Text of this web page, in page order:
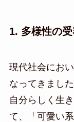
1. 多様性の
現代社会にお
なってきまし
自分らしく生
て、「可愛い